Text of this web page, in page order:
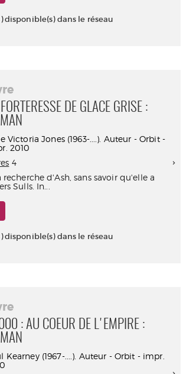
disponible(s) dans le réseau
DE GLACE GRISE :
Victoria Jones (1963-....). Auteur - Orbit -
2010
4
recherche d'Ash, sans savoir qu'elle a
Sulls. In...
disponible(s) dans le réseau
: AU COEUR DE L'EMPIRE :
Kearney (1967-....). Auteur - Orbit - impr.